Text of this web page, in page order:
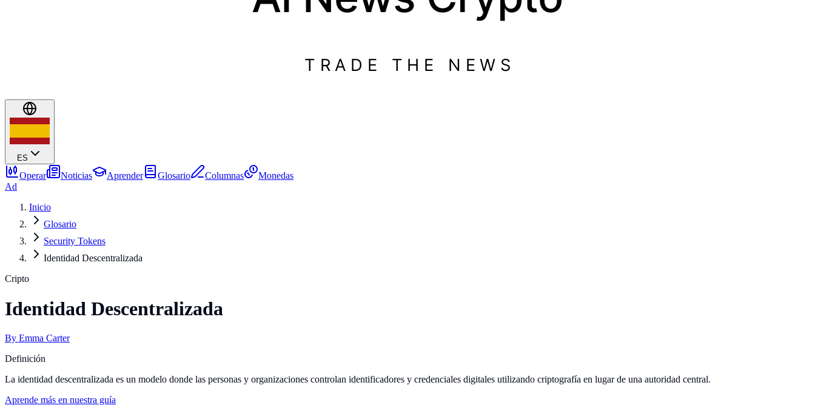
TRADE THE NEWS
ES
Operar Noticias Aprender Glosario Columnas
Monedas
Ad
Inicio
Glosario
Security Tokens
Identidad Descentralizada
Cripto
Identidad Descentralizada
By Emma Carter
Definición
La identidad descentralizada es un modelo donde las personas y organizaciones controlan identificadores y credenciales digitales utilizando criptografía en lugar de una autoridad central.
Aprende más en nuestra guía